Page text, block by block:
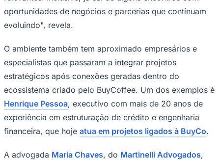
Flamengo
oportunidades de negócios e parcerias que continuam
evoluindo", revela.
O ambiente também tem aproximado empresários e
especialistas que passaram a integrar projetos
estratégicos após conexões geradas dentro do
ecossistema criado pelo BuyCoffee. Um dos exemplos é
Henrique Pessoa, executivo com mais de 20 anos de
experiência em estruturação de crédito e engenharia
financeira, que hoje atua em projetos ligados à BuyCo.
A advogada Maria Chaves, do Martinelli Advogados,